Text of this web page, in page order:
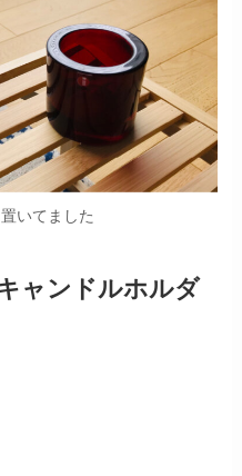
いてました
ャンドルホルダ